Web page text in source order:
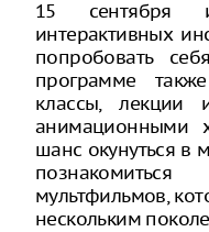
15 сентября
интерактивных
попробовать
программе
классы, лекции
анимационными
шанс окунуться
мультфильмов,
нескольким